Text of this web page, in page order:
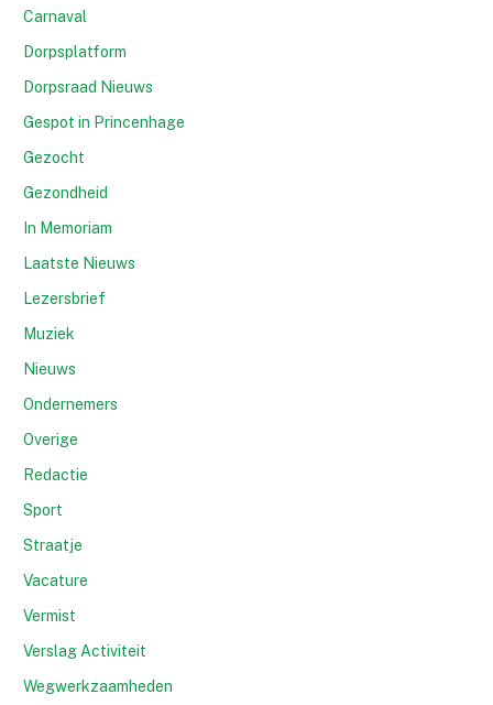
Carnaval
Dorpsplatform
Dorpsraad Nieuws
Gespot in Princenhage
Gezocht
Gezondheid
In Memoriam
Laatste Nieuws
Lezersbrief
Muziek
Nieuws
Ondernemers
Overige
Redactie
Sport
Straatje
Vacature
Vermist
Verslag Activiteit
Wegwerkzaamheden